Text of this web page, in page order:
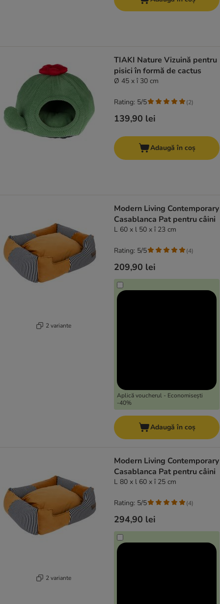
TIAKI Nature Vizuină pentru
pisici în formă de cactus
Ø 45 x î 30 cm
139,90 lei
Rating: 5/5 (2)
Adaugă în coș
2 variante
Modern Living Contemporary
Casablanca Pat pentru câini
L 60 x l 50 x î 23 cm
209,90 lei
Aplică voucherul - Economisești
-40%
Rating: 5/5 (4)
Adaugă în coș
2 variante
Modern Living Contemporary
Casablanca Pat pentru câini
L 80 x l 60 x î 25 cm
294,90 lei
Rating: 5/5 (4)